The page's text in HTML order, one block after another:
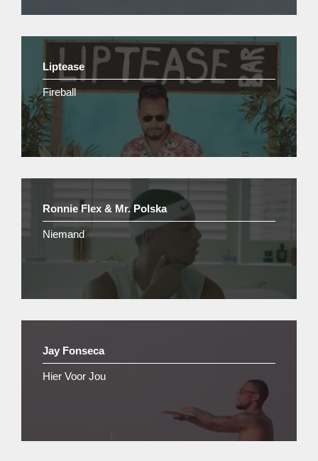
Liptease
Fireball
Ronnie Flex & Mr. Polska
Niemand
Jay Fonseca
Hier Voor Jou